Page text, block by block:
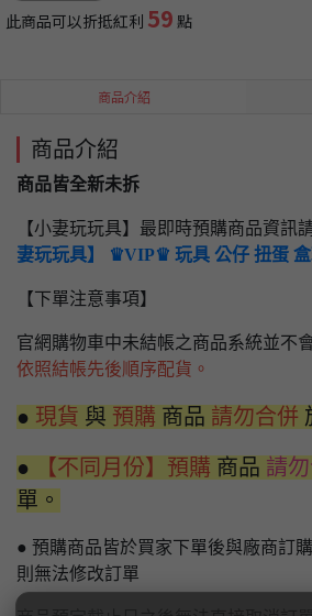
此商品可以折抵紅利 59 點
商品介紹
商品介紹
商品皆全新未拆
【小妻玩玩具】最即時預購商品資訊
妻玩玩具】 ♛VIP♛ 玩具 公仔 扭蛋
【下單注意事項】
官網購物車中未結帳之商品系統並不
依照結帳先後順序配貨。
● 現貨 與 預購 商品 請勿合併
● 【不同月份】預購 商品 請
單。
● 預購商品皆於買家下單後與廠商訂
則無法修改訂單